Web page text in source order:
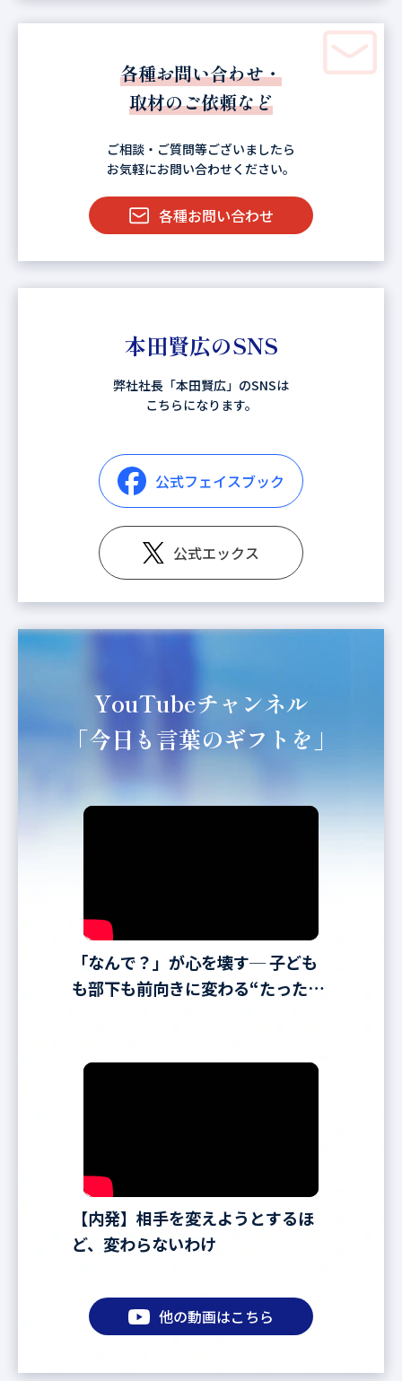
各種お問い合わせ・
取材のご依頼など
ご相談・ご質問等ございましたら
お気軽にお問い合わせください。
各種お問い合わせ
本田賢広のSNS
弊社社長「本田賢広」のSNSは
こちらになります。
公式フェイスブック
公式エックス
YouTubeチャンネル
「今日も言葉のギフトを」
「なんで？」が心を壊す─ 子ども
も部下も前向きに変わる“たった一
【内発】相手を変えようとするほ
ど、変わらないわけ
他の動画はこちら